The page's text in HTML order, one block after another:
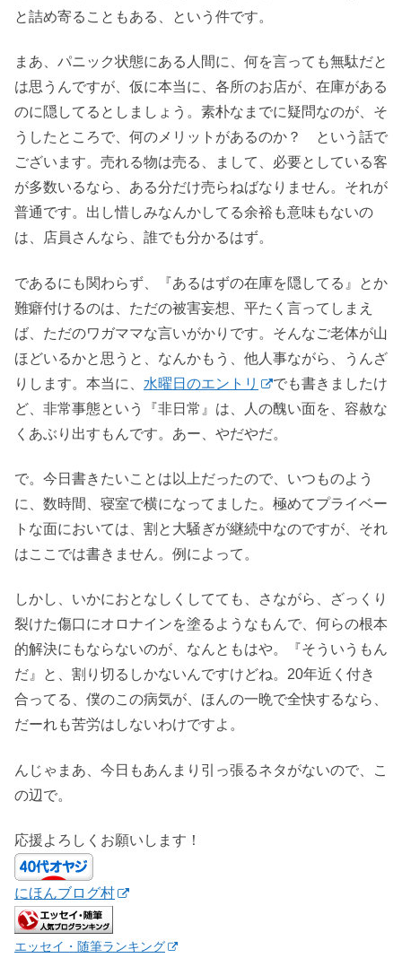
と詰め寄ることもある、という件です。
まあ、パニック状態にある人間に、何を言っても無駄だと
は思うんですが、仮に本当に、各所のお店が、在庫がある
のに隠してるとしましょう。素朴なまでに疑問なのが、そ
うしたところで、何のメリットがあるのか？ という話で
ございます。売れる物は売る、まして、必要としている客
が多数いるなら、ある分だけ売らねばなりません。それが
普通です。出し惜しみなんかしてる余裕も意味もないの
は、店員さんなら、誰でも分かるはず。
であるにも関わらず、『あるはずの在庫を隠してる』とか
難癖付けるのは、ただの被害妄想、平たく言ってしまえ
ば、ただのワガママな言いがかりです。そんなご老体が山
ほどいるかと思うと、なんかもう、他人事ながら、うんざ
りします。本当に、 水曜日のエントリ
でも書きましたけ
ど、非常事態という『非日常』は、人の醜い面を、容赦な
くあぶり出すもんです。あー、やだやだ。
で。今日書きたいことは以上だったので、いつものよう
に、数時間、寝室で横になってました。極めてプライベー
トな面においては、割と大騒ぎが継続中なのですが、それ
はここでは書きません。例によって。
しかし、いかにおとなしくしてても、さながら、ざっくり
裂けた傷口にオロナインを塗るようなもんで、何らの根本
的解決にもならないのが、なんともはや。『そういうもん
だ』と、割り切るしかないんですけどね。20年近く付き
合ってる、僕のこの病気が、ほんの一晩で全快するなら、
だーれも苦労はしないわけですよ。
んじゃまあ、今日もあんまり引っ張るネタがないので、こ
の辺で。
応援よろしくお願いします！
にほんブログ村
エッセイ・随筆ランキング